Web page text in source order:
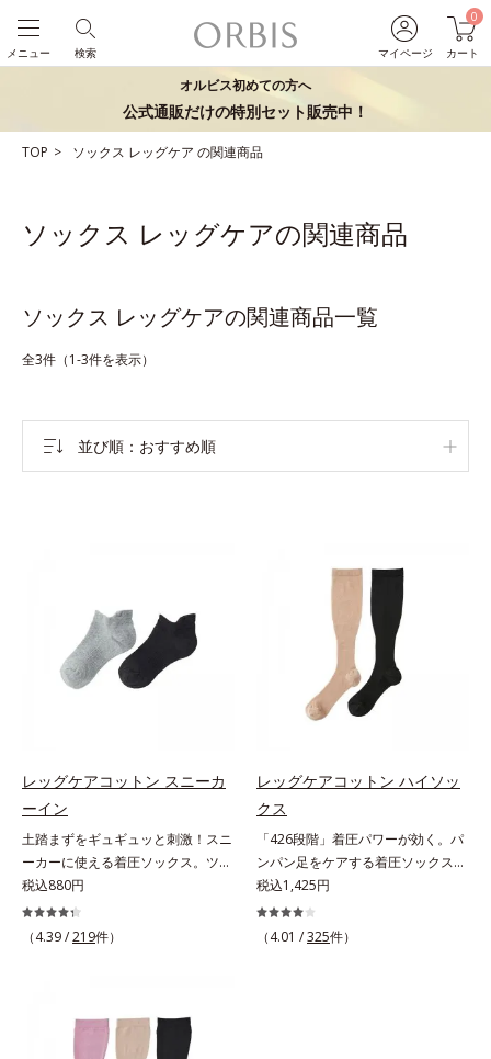
マイページ
0
カート
検索
メニュー
オルビス初めての方へ
公式通販だけの特別セット販売中！
TOP ソックス レッグケア の関連商品
ソックス レッグケアの関連商品
ソックス レッグケアの関連商品一覧
全3件（1-3件を表示）
並び順 おすすめ順
レッグケアコットン スニーカ
ーイン
土踏まずをギュギュッと刺激！スニ
ーカーに使える着圧ソックス。ツボ
押し効果でここちいい！スニーカー
に最適な、くるぶし丈の着圧ソック
スです。土踏まず部分がリブ編み
ックスやニーハイソックスが苦手な
方にもおすすめです。靴ひもをゆる
税込880円
（4.39 /219件）
レッグケアコットン ハイソッ
クス
「426段階」着圧パワーが効く。パ
ンパン足をケアする着圧ソックス。
驚異的な「426段階」着圧で、足す
っきり足指の付け根から上へ、1列
ずつパワーが変わる426段階着圧を
税込1,425円
（4.01 /325件）